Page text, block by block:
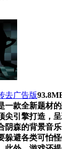
去广告版
一款全新题材
尖引擎打造，
阴森的背景音
躲避各类可怕